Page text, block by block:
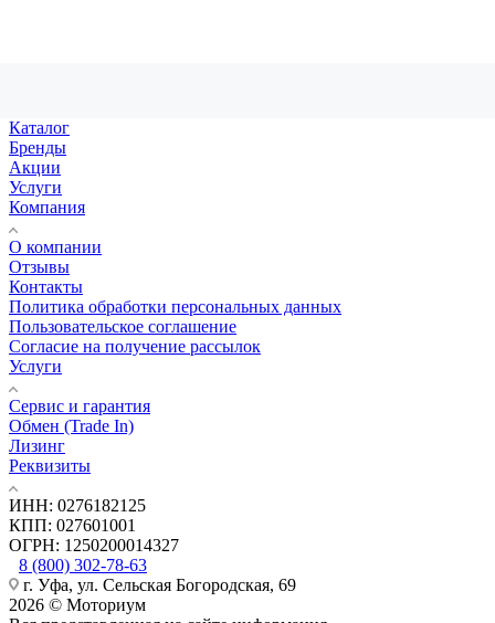
Каталог
Бренды
Акции
Услуги
Компания
О компании
Отзывы
Контакты
Политика обработки персональных данных
Пользовательское соглашение
Согласие на получение рассылок
Услуги
Сервис и гарантия
Обмен (Trade In)
Лизинг
Реквизиты
ИНН: 0276182125
КПП: 027601001
ОГРН: 1250200014327
8 (800) 302-78-63
г. Уфа, ул. Сельская Богородская, 69
2026 © Моториум